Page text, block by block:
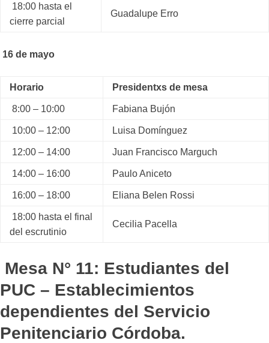
18:00 hasta el
cierre parcial
Guadalupe Erro
16 de mayo
Horario Presidentxs de mesa
8:00 – 10:00 Fabiana Bujón
10:00 – 12:00 Luisa Domínguez
12:00 – 14:00 Juan Francisco Marguch
14:00 – 16:00 Paulo Aniceto
16:00 – 18:00 Eliana Belen Rossi
18:00 hasta el final
del escrutinio
Cecilia Pacella
Mesa N° 11: Estudiantes del
PUC – Establecimientos
dependientes del Servicio
Penitenciario Córdoba.